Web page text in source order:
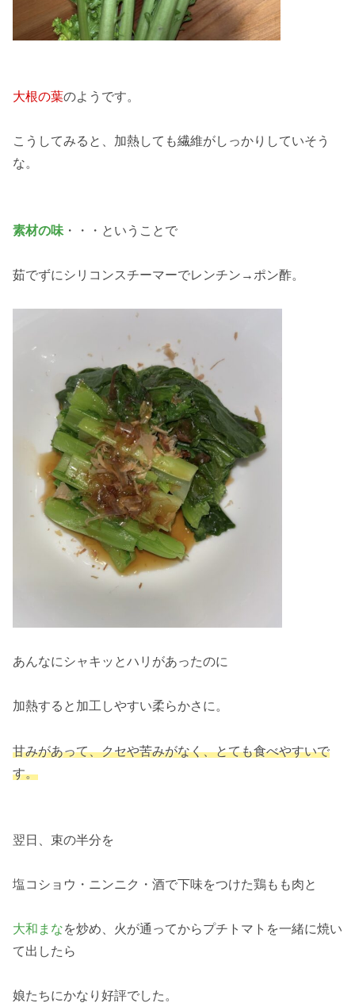
大根の葉のようです。
こうしてみると、加熱しても繊維がしっかりしていそう
な。
素材の味 ・・・ということで
茹でずにシリコンスチーマーでレンチン→ポン酢。
あんなにシャキッとハリがあったのに
加熱すると加工しやすい柔らかさに。
甘みがあって、クセや苦みがなく、とても食べやすいで
す。
翌日、束の半分を
塩コショウ・ニンニク・酒で下味をつけた鶏もも肉と
大和まなを炒め、火が通ってからプチトマトを一緒に焼い
て出したら
娘たちにかなり好評でした。